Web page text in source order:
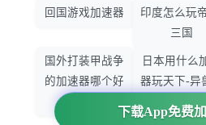
下载App免费
回国游戏加速器
印度怎么玩
三国
国外打装甲战争
的加速器哪个好
日本用什么
器玩天下-异
海